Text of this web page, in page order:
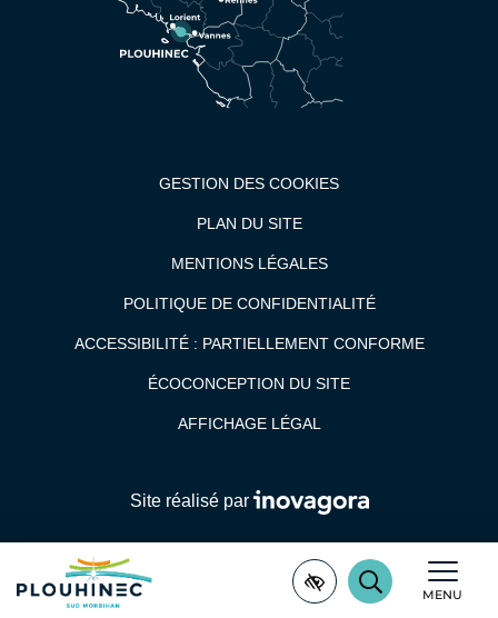
Plouhinec Sud MorbihanAccessibilité
RECHERCHER
MENU
GESTION DES COOKIES
PLAN DU SITE
MENTIONS LÉGALES
POLITIQUE DE CONFIDENTIALITÉ
ACCESSIBILITÉ : PARTIELLEMENT CONFORME
ÉCOCONCEPTION DU SITE
AFFICHAGE LÉGAL
Site réalisé par Inovagora (ouverture dans un